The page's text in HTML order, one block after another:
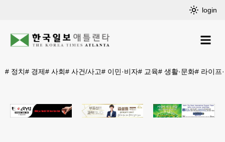
login
# 정치# 경제# 사회# 사건/사고# 이민·비자# 교육# 생활·문화# 라이프